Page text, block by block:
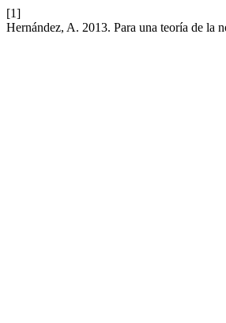
[1]
Hernández, A. 2013. Para una teoría de